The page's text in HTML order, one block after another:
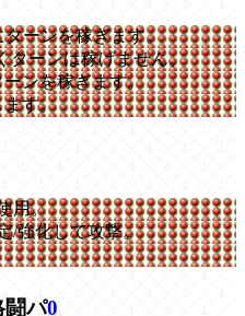
ターンを稼ぎます。
ターンは稼げません。
ンを稼ぎます。
ます。
用。
/強化して攻撃。
闘パ0